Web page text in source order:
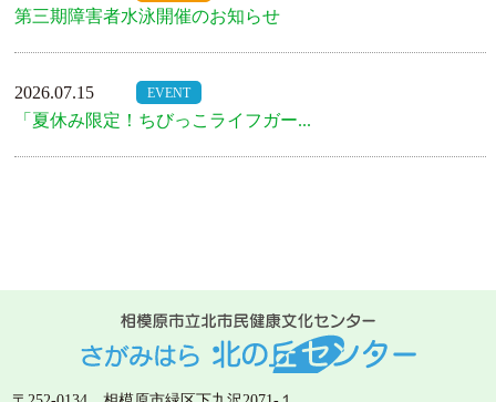
第三期障害者水泳開催のお知らせ
2026.07.15 EVENT
「夏休み限定！ちびっこライフガー...